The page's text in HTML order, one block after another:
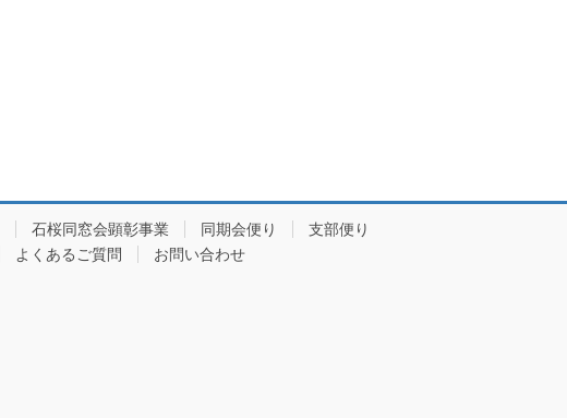
石桜同窓会顕彰事業 同期会便り
支部便り
よくあるご質問
お問い合わせ